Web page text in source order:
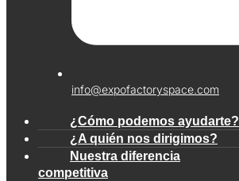
info@expofactoryspace.com
¿Cómo podemos ayudarte?
¿A quién nos dirigimos?
Nuestra diferencia
competitiva